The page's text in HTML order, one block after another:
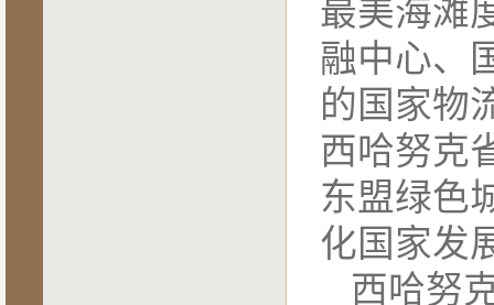
融中心、
的国家物
西哈努克
东盟绿色
化国家发
西哈努